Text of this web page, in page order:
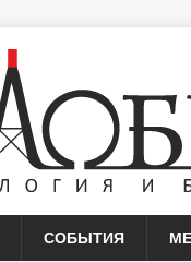
СОБЫТИЯ